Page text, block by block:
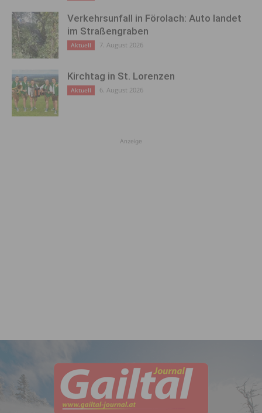
Verkehrsunfall in Förolach: Auto landet
im Straßengraben
Aktuell 7. August 2026
Kirchtag in St. Lorenzen
Aktuell 6. August 2026
Anzeige